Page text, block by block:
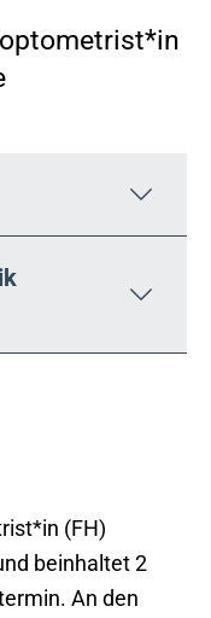
(FH)
beinhaltet 2
An den